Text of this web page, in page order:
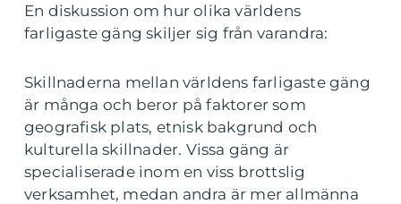
En diskussion om hur olika världens
farligaste gäng skiljer sig från varandra:
Skillnaderna mellan världens farligaste gäng
är många och beror på faktorer som
geografisk plats, etnisk bakgrund och
kulturella skillnader. Vissa gäng är
specialiserade inom en viss brottslig
verksamhet, medan andra är mer allmänna